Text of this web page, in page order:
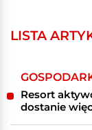
LISTA
Resort
dostanie